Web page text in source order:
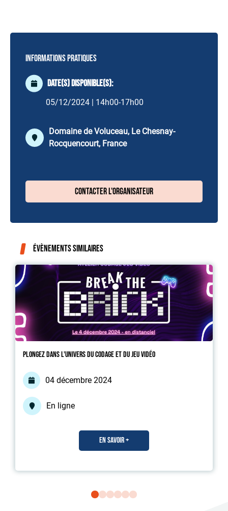
Informations pratiques
Date(s) disponible(s):
05/12/2024 | 14h00-17h00
Domaine de Voluceau, Le Chesnay-
Rocquencourt, France
Contacter l'organisateur
Évènements similaires
Plongez dans l'univers du codage et du jeu vidéo
04 décembre 2024
En ligne
En savoir +